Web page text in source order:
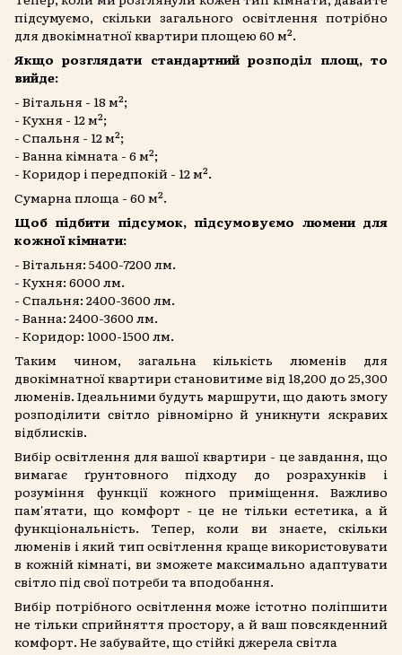
підсумуємо, скільки загального освітлення потрібно
для двокімнатної квартири площею 60 м².
Якщо розглядати стандартний розподіл площ, то
вийде:
- Вітальня - 18 м²;
- Кухня - 12 м²;
- Спальня - 12 м²;
- Ванна кімната - 6 м²;
- Коридор і передпокій - 12 м².
Сумарна площа - 60 м².
Щоб підбити підсумок, підсумовуємо люмени для
кожної кімнати:
- Вітальня: 5400-7200 лм.
- Кухня: 6000 лм.
- Спальня: 2400-3600 лм.
- Ванна: 2400-3600 лм.
- Коридор: 1000-1500 лм.
Таким чином, загальна кількість люменів для
двокімнатної квартири становитиме від 18,200 до 25,300
люменів. Ідеальними будуть маршрути, що дають змогу
розподілити світло рівномірно й уникнути яскравих
відблисків.
Вибір освітлення для вашої квартири - це завдання, що
вимагає ґрунтовного підходу до розрахунків і
розуміння функції кожного приміщення. Важливо
пам'ятати, що комфорт - це не тільки естетика, а й
функціональність. Тепер, коли ви знаєте, скільки
люменів і який тип освітлення краще використовувати
в кожній кімнаті, ви зможете максимально адаптувати
світло під свої потреби та вподобання.
Вибір потрібного освітлення може істотно поліпшити
не тільки сприйняття простору, а й ваш повсякденний
комфорт. Не забувайте, що стійкі джерела світла